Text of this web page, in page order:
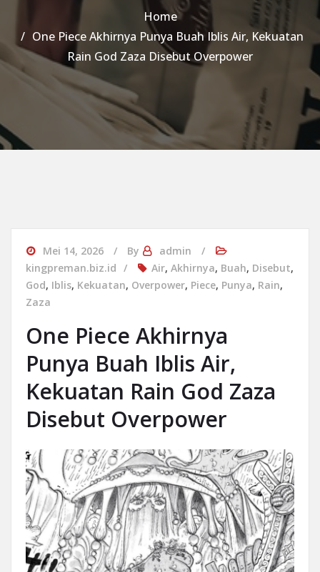
Home
One Piece Akhirnya Punya Buah Iblis Air, Kekuatan
Rain God Zaza Disebut Overpower
Mei 14, 2026 By
admin
kingpreman.biz.id
Air, Akhirnya, Buah, Disebut,
God, Iblis, Kekuatan, Overpower, Piece, Punya, Rain,
Zaza
One Piece Akhirnya
Punya Buah Iblis Air,
Kekuatan Rain God Zaza
Disebut Overpower